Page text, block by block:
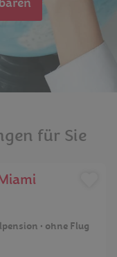
für Sie
• ohne Flug